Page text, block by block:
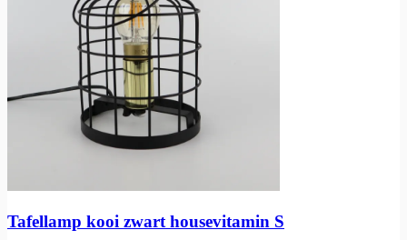
Tafellamp kooi zwart housevitamin S